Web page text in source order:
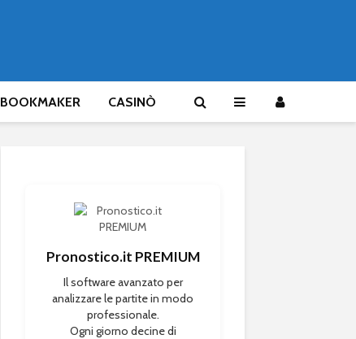
BOOKMAKER CASINÒ
Pronostico.it PREMIUM
Il software avanzato per
analizzare le partite in modo
professionale.
Ogni giorno decine di